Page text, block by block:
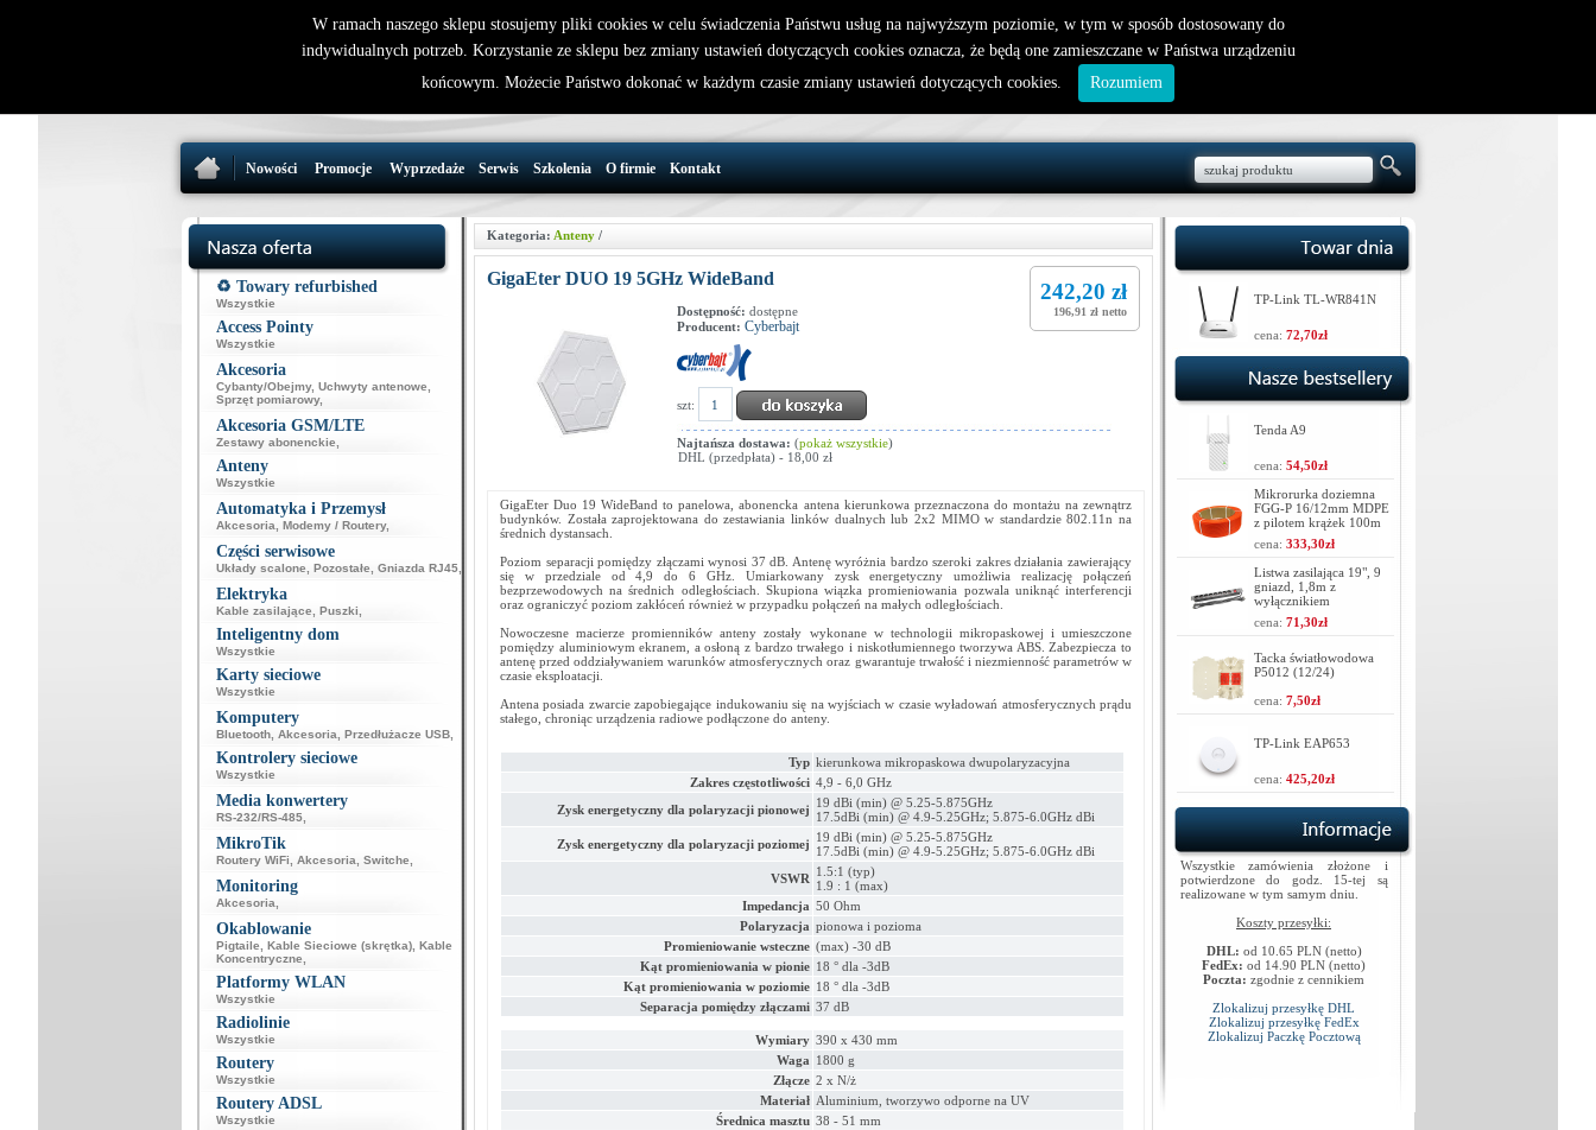
nowy klient
32 721 86 72
support@wirelesslan.com.pl
W koszyku jest 0 produktów(y)
Nowości Promocje Wyprzedaże Serwis Szkolenia O firmie Kontakt
♻️ Towary refurbished
Wszystkie
Access Pointy
Wszystkie
Akcesoria
Cybanty/Obejmy, Uchwyty antenowe
Sprzęt pomiarowy,
Akcesoria GSM/LTE
Zestawy abonenckie
Anteny
Wszystkie
Automatyka i Przemysł
Akcesoria Modemy / Routery,
Części serwisowe
Układy scalone Pozostałe Gniazda RJ45,
Elektryka
Kable zasilające Puszki
Inteligentny dom
Wszystkie
Karty sieciowe
Wszystkie
Komputery
Bluetooth, Akcesoria Przedłużacze USB,
Kontrolery sieciowe
Wszystkie
Media konwertery
RS-232/RS-485,
MikroTik
Routery WiFi Akcesoria Switche
Monitoring
Akcesoria
Okablowanie
Pigtaile Kable Sieciowe (skrętka), Kable
Koncentryczne
Platformy WLAN
Wszystkie
Radiolinie
Wszystkie
Routery
Wszystkie
Routery ADSL
Wszystkie
Kategoria: Anteny /
GigaEter DUO 19 5GHz WideBand
242,20 zł
196,91 zł netto
Dostępność: dostępne
Producent: Cyberbajt
szt:
Najtańsza dostawa: (pokaż wszystkie)
DHL (przedpłata) - 18,00 zł
GigaEter Duo 19 WideBand to panelowa, abonencka antena kierunkowa przeznaczona do montażu na zewnątrz
budynków. Została zaprojektowana do zestawiania linków dualnych lub 2x2 MIMO w standardzie 802.11n na
średnich dystansach.
Poziom separacji pomiędzy złączami wynosi 37 dB. Antenę wyróżnia bardzo szeroki zakres działania zawierający
się w przedziale od 4,9 do 6 GHz. Umiarkowany zysk energetyczny umożliwia realizację połączeń
bezprzewodowych na średnich odległościach. Skupiona wiązka promieniowania pozwala uniknąć interferencji
oraz ograniczyć poziom zakłóceń również w przypadku połączeń na małych odległościach.
Nowoczesne macierze promienników anteny zostały wykonane w technologii mikropaskowej i umieszczone
pomiędzy aluminiowym ekranem, a osłoną z bardzo trwałego i niskotłumiennego tworzywa ABS. Zabezpiecza to
antenę przed oddziaływaniem warunków atmosferycznych oraz gwarantuje trwałość i niezmienność parametrów w
czasie eksploatacji.
Antena posiada zwarcie zapobiegające indukowaniu się na wyjściach w czasie wyładowań atmosferycznych prądu
stałego, chroniąc urządzenia radiowe podłączone do anteny.
Typ kierunkowa mikropaskowa dwupolaryzacyjna
Zakres częstotliwości 4,9 - 6,0 GHz
Zysk energetyczny dla polaryzacji pionowej 19 dBi (min) @ 5.25-5.875GHz
17.5dBi (min) @ 4.9-5.25GHz; 5.875-6.0GHz dBi
Zysk energetyczny dla polaryzacji poziomej 19 dBi (min) @ 5.25-5.875GHz
17.5dBi (min) @ 4.9-5.25GHz; 5.875-6.0GHz dBi
VSWR 1.5:1 (typ)
1.9 : 1 (max)
Impedancja 50 Ohm
Polaryzacja pionowa i pozioma
Promieniowanie wsteczne (max) -30 dB
Kąt promieniowania w pionie 18 ° dla -3dB
Kąt promieniowania w poziomie 18 ° dla -3dB
Separacja pomiędzy złączami 37 dB
Wymiary 390 x 430 mm
Waga 1800 g
Złącze 2 x N/ż
Materiał Aluminium, tworzywo odporne na UV
Średnica masztu 38 - 51 mm
TP-Link TL-WR841N
cena: 72,70zł
Tenda A9
cena: 54,50zł
Mikrorurka doziemna
FGG-P 16/12mm MDPE
z pilotem krążek 100m
cena: 333,30zł
Listwa zasilająca 19", 9
gniazd, 1,8m z
wyłącznikiem
cena: 71,30zł
Tacka światłowodowa
P5012 (12/24)
cena: 7,50zł
TP-Link EAP653
cena: 425,20zł
Wszystkie zamówienia złożone i
potwierdzone do godz. 15-tej są
realizowane w tym samym dniu.
Koszty przesyłki:
DHL: od 10.65 PLN (netto)
FedEx: od 14.90 PLN (netto)
Poczta: zgodnie z cennikiem
Zlokalizuj przesyłkę DHL
Zlokalizuj przesyłkę FedEx
Zlokalizuj Paczkę Pocztową
W ramach naszego sklepu stosujemy pliki cookies w celu świadczenia Państwu usług na najwyższym poziomie, w tym w sposób dostosowany do
indywidualnych potrzeb. Korzystanie ze sklepu bez zmiany ustawień dotyczących cookies oznacza, że będą one zamieszczane w Państwa urządzeniu
końcowym. Możecie Państwo dokonać w każdym czasie zmiany ustawień dotyczących cookies.
Rozumiem